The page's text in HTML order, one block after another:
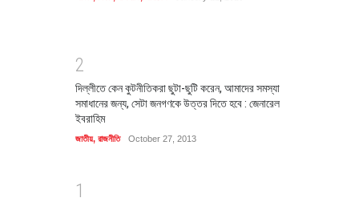
2
দিল্লীতে কেন কুটনীতিকরা ছুটা-ছুটি করেন, আমাদের সমস্যা
সমাধানের জন্য, সেটা জনগণকে উত্তর দিতে হবে : জেনারেল
ইবরাহিম
জাতীয়, রাজনীতি October 27, 2013
1